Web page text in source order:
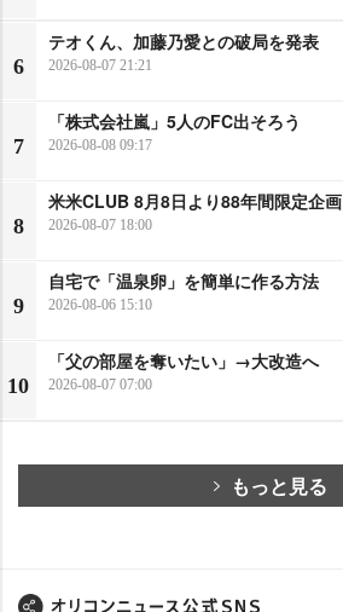
6
テオくん、加藤乃愛との破局を発表
2026-08-07 21:21
7
「株式会社嵐」5人のFC出そろう
2026-08-08 09:17
8
米米CLUB 8月8日より88年間限定企画
2026-08-07 18:00
9
自宅で「温泉卵」を簡単に作る方法
2026-08-06 15:10
10
「父の部屋を奪いたい」→大改造へ
2026-08-07 07:00
もっと見る